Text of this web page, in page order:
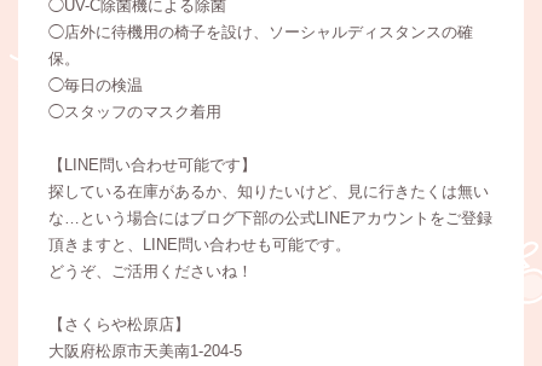
◯UV-C除菌機による除菌
◯店外に待機用の椅子を設け、ソーシャルディスタンスの確
保。
◯毎日の検温
◯スタッフのマスク着用
【LINE問い合わせ可能です】
探している在庫があるか、知りたいけど、見に行きたくは無い
な…という場合にはブログ下部の公式LINEアカウントをご登録
頂きますと、LINE問い合わせも可能です。
どうぞ、ご活用くださいね！
【さくらや松原店】
大阪府松原市天美南1-204-5